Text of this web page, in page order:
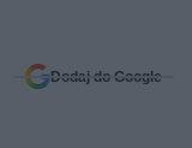
Dodaj do Google